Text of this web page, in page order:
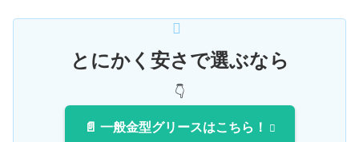
とにかく安さで選ぶなら
👇
📄 一般金型グリースはこちら！